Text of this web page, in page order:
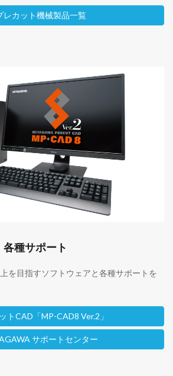
レカット機械製品一覧
種サポート
を目指すソフトウェアと各種サポートを
トCAD 「MP-CAD8 Ver.2」
サポートセンター